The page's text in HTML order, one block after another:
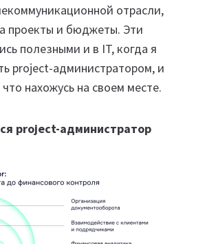
отрасли,
проекты и бюджеты. Эти
полезными и в IT, когда я
project-администратором, и
нахожусь на своем месте.
project-администратор